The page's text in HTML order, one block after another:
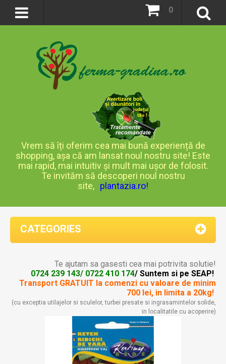
0
Vrem să îți oferim cea mai bună experiență de
shopping, așa că am lansat noul nostru site! Este
mai rapid, mai intuitiv și mult mai ușor de folosit.
Te invităm să descoperi noul nostru
site, plantazia.ro!
CATEGORIES
Te ajutam sa gasesti cea mai potrivita solutie!
0724 239 143/ 0722 410 174/ Suntem si pe SEAP!
Transport GRATUIT la comenzi cu valoare de minim
700 lei, in limita a 20kg!
(cu exceptia utilajelor si sculelor, turbei presate si ingrasamintelor solide,
in localitatile cu acoperire)